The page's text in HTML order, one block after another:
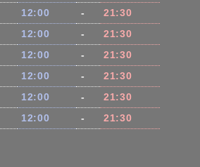
12:00 -
21:30
12:00 -
21:30
12:00 -
21:30
12:00 -
21:30
12:00 -
21:30
12:00 - 21:30